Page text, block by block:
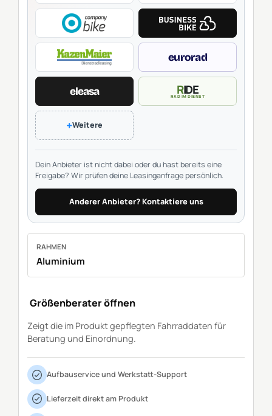
eurorad
eleasa RIDE
RAD IM DIENST
+Weitere
Dein Anbieter ist nicht dabei oder du hast bereits eine
Freigabe? Wir prüfen deine Leasinganfrage persönlich.
Anderer Anbieter? Kontaktiere uns
RAHMEN
Aluminium
Größenberater öffnen
Zeigt die im Produkt gepflegten Fahrraddaten für
Beratung und Einordnung.
Aufbauservice und Werkstatt-Support
Lieferzeit direkt am Produkt